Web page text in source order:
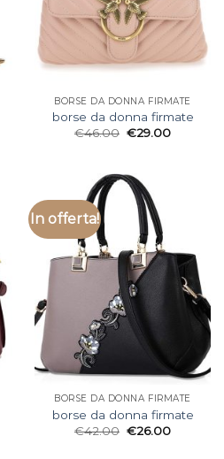
BORSE DA DONNA FIRMATE
borse da donna firmate
€46.00 €29.00
In offerta!
BORSE DA DONNA FIRMATE
borse da donna firmate
€42.00 €26.00